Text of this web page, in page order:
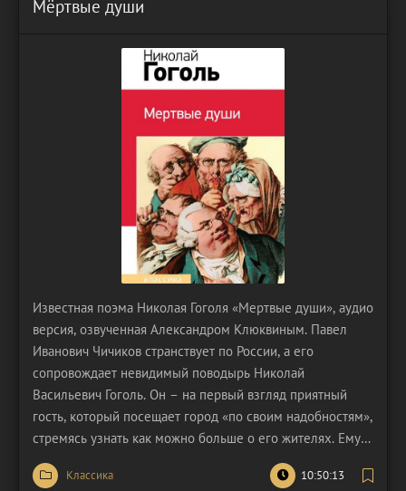
Мёртвые души
Известная поэма Николая Гоголя «Мертвые души», аудио
версия, озвученная Александром Клюквиным. Павел
Иванович Чичиков странствует по России, а его
сопровождает невидимый поводырь Николай
Васильевич Гоголь. Он – на первый взгляд приятный
гость, который посещает город «по своим надобностям»,
стремясь узнать как можно больше о его жителях. Ему
встречаются самые разные и противоречивые
персонажи, для каждого из них мужчина стремится
Классика 10:50:13